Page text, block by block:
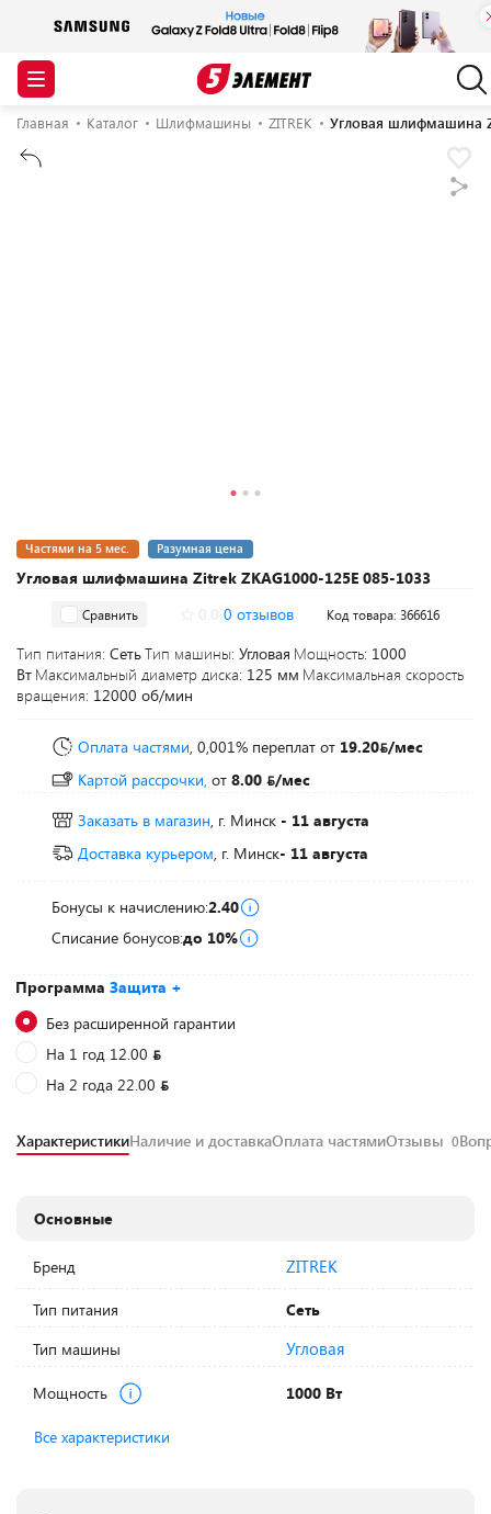
Главная Каталог Шлифмашины ZITREK Угловая шлифмашина
Угловая шлифмашина Zitrek ZKAG1000-125E 085-1033
Частями на 5 мес. Разумная цена
Программа Защита +
Без расширенной гарантии
На 1 год 12.00
На 2 года 22.00
Сравнить 0 отзывов Код товара: 366616
Тип питания: СетьТип машины: Угловая Мощность: 1000
Вт Максимальный диаметр диска: 125 мм Максимальная скорость
вращения: 12000 об/мин
Оплата частями, 0,001% переплат от 19.20 /мес
Картой рассрочки, от 8.00
/мес
Заказать в магазин, г. Минск - 11 августа
Доставка курьером, г. Минск- 11 августа
Бонусы к начислению:2.40
Списание бонусов:до 10%
ХарактеристикиНаличие и доставкаОплата частямиОтзывы 0
Основные
Бренд ZITREK
Тип питания
Сеть
Тип машины
Угловая
Мощность 1000 Вт
Все характеристики